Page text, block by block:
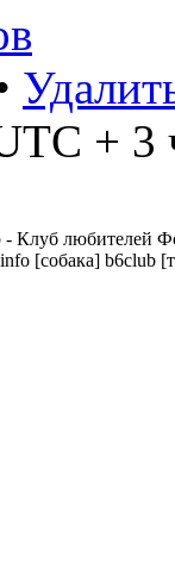
+ 3
Клуб любителей
[собака] b6club